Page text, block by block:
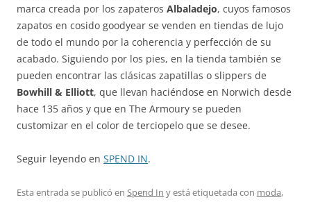
marca creada por los zapateros Albaladejo, cuyos famosos
zapatos en cosido goodyear se venden en tiendas de lujo
de todo el mundo por la coherencia y perfección de su
acabado. Siguiendo por los pies, en la tienda también se
pueden encontrar las clásicas zapatillas o slippers de
Bowhill & Elliott, que llevan haciéndose en Norwich desde
hace 135 años y que en The Armoury se pueden
customizar en el color de terciopelo que se desee.
Seguir leyendo en SPEND IN.
Esta entrada se publicó en Spend In y está etiquetada con moda,